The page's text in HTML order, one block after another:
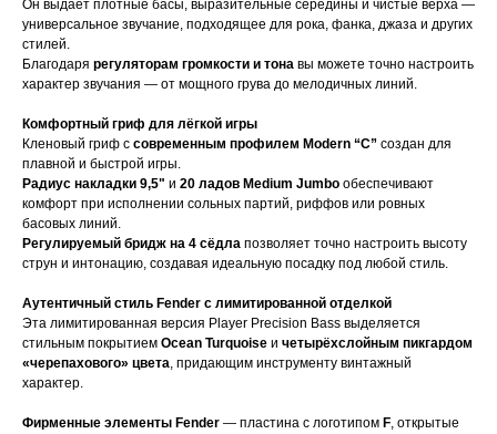
Он выдаёт плотные басы, выразительные середины и чистые верха —
универсальное звучание, подходящее для рока, фанка, джаза и других
стилей.
Благодаря регуляторам громкости и тона вы можете точно настроить
характер звучания — от мощного грува до мелодичных линий.
Комфортный гриф для лёгкой игры
Кленовый гриф с современным профилем Modern “C” создан для
плавной и быстрой игры.
Радиус накладки 9,5" и 20 ладов Medium Jumbo обеспечивают
комфорт при исполнении сольных партий, риффов или ровных
басовых линий.
Регулируемый бридж на 4 сёдла позволяет точно настроить высоту
струн и интонацию, создавая идеальную посадку под любой стиль.
Аутентичный стиль Fender с лимитированной отделкой
Эта лимитированная версия Player Precision Bass выделяется
стильным покрытием Ocean Turquoise и четырёхслойным пикгардом
«черепахового» цвета, придающим инструменту винтажный
характер.
Фирменные элементы Fender — пластина с логотипом F, открытые